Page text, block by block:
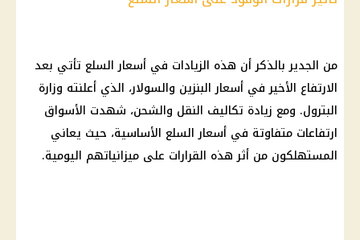
من الجدير بالذكر أن هذه الزيادات في أسعار السلع تأتي بعد
الارتفاع الأخير في أسعار البنزين والسولار، الذي أعلنته وزارة
البترول. ومع زيادة تكاليف النقل والشحن، شهدت الأسواق
ارتفاعات متفاوتة في أسعار السلع الأساسية، حيث يعاني
المستهلكون من أثر هذه القرارات على ميزانياتهم اليومية.